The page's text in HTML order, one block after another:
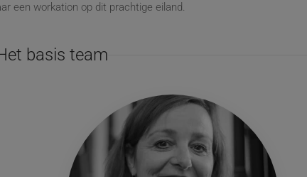
een workation op dit prachtige eiland.
basis team